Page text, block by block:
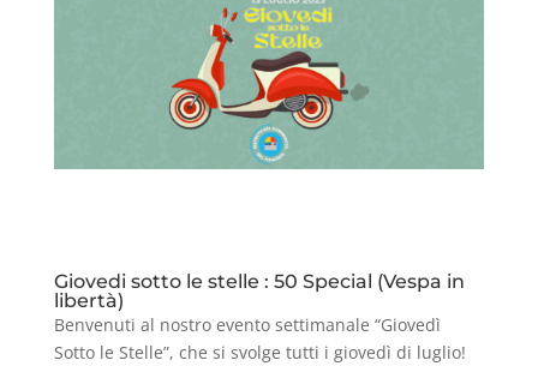
Giovedi sotto le stelle : 50 Special (Vespa in
libertà)
Benvenuti al nostro evento settimanale “Giovedì
Sotto le Stelle”, che si svolge tutti i giovedì di luglio!